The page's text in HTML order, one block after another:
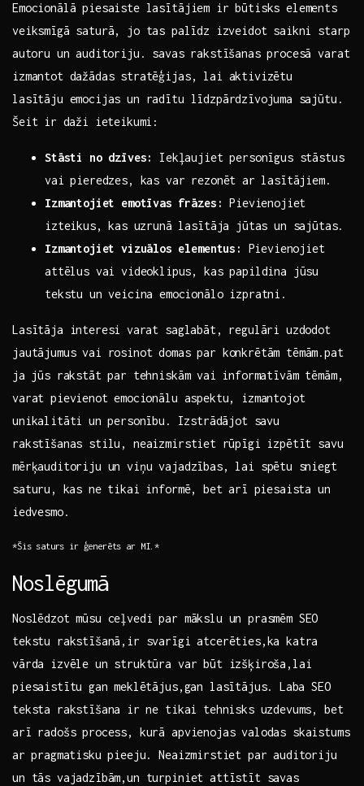
Emocionālā piesaiste ‌lasītājiem ir būtisks elements
veiksmīgā ‌saturā,‍ jo tas ⁤palīdz izveidot saikni starp
⁤autoru un auditoriju. savas rakstīšanas procesā varat
‍izmantot dažādas stratēģijas, lai aktivizētu
lasītāju emocijas un​ radītu līdzpārdzīvojuma⁢ sajūtu.
‍Šeit ir ⁢daži ieteikumi:
Stāsti no dzīves:
Iekļaujiet personīgus stāstus
vai pieredzes, kas var rezonēt ⁢ar lasītājiem.
Izmantojiet​ emotīvas ⁤frāzes: Pievienojiet
izteikus,⁣ kas uzrunā lasītāja jūtas‌ un‌ sajūtas.
Izmantojiet vizuālos⁢ elementus:
⁢Pievienojiet
attēlus vai videoklipus, kas‌ papildina jūsu
tekstu ​un veicina emocionālo izpratni.
Lasītāja interesi⁢ varat saglabāt, regulāri uzdodot
jautājumus vai rosinot ‍domas par konkrētām tēmām.pat
ja ⁢jūs rakstāt par tehniskām vai⁤ informatīvām ‍tēmām,
varat‌ pievienot ⁢emocionālu aspektu, izmantojot
unikalitāti ⁣un personību.⁢ Izstrādājot savu
rakstīšanas stilu,​ neaizmirstiet ⁣rūpīgi izpētīt savu
mērķauditoriju ‌un ‍viņu vajadzības, lai spētu ⁢sniegt
saturu, ⁢kas ne tikai informē, ‍bet arī ⁤piesaista⁤ un
⁤iedvesmo.
*Šis saturs ir ģenerēts‌ ar MI.*
Noslēgumā
Noslēdzot‌ mūsu ceļvedi ​par mākslu un prasmēm SEO
tekstu rakstīšanā,ir svarīgi atcerēties,ka ‌katra
vārda izvēle un‌ struktūra var būt izšķiroša,lai
piesaistītu⁣ gan meklētājus,gan lasītājus.⁢ Laba SEO
teksta rakstīšana ir ⁢ne tikai tehnisks uzdevums, bet
arī radošs ‌process, kurā ​apvienojas ‌valodas skaistums
ar⁤ pragmatisku pieeju. Neaizmirstiet par auditoriju
un tās vajadzībām,un turpiniet attīstīt savas